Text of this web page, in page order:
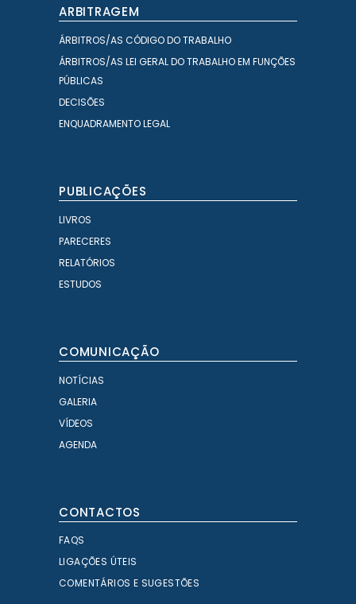
ARBITRAGEM
ÁRBITROS/AS CÓDIGO DO TRABALHO
ÁRBITROS/AS LEI GERAL DO TRABALHO EM FUNÇÕES
PÚBLICAS
DECISÕES
ENQUADRAMENTO LEGAL
PUBLICAÇÕES
LIVROS
PARECERES
RELATÓRIOS
ESTUDOS
COMUNICAÇÃO
NOTÍCIAS
GALERIA
VÍDEOS
AGENDA
CONTACTOS
FAQS
LIGAÇÕES ÚTEIS
COMENTÁRIOS E SUGESTÕES